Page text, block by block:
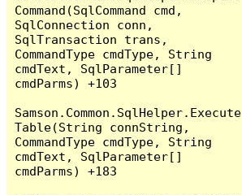
Command(SqlCommand cmd,
SqlConnection conn,
SqlTransaction trans,
CommandType cmdType, String
cmdText, SqlParameter[]
cmdParms) +103
Samson.Common.SqlHelper.Execute
Table(String connString,
CommandType cmdType, String
cmdText, SqlParameter[]
cmdParms) +183